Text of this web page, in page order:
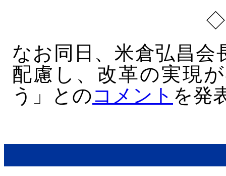
なお同日、米倉弘昌
配慮し、改革の実現
う」とのコメント を発